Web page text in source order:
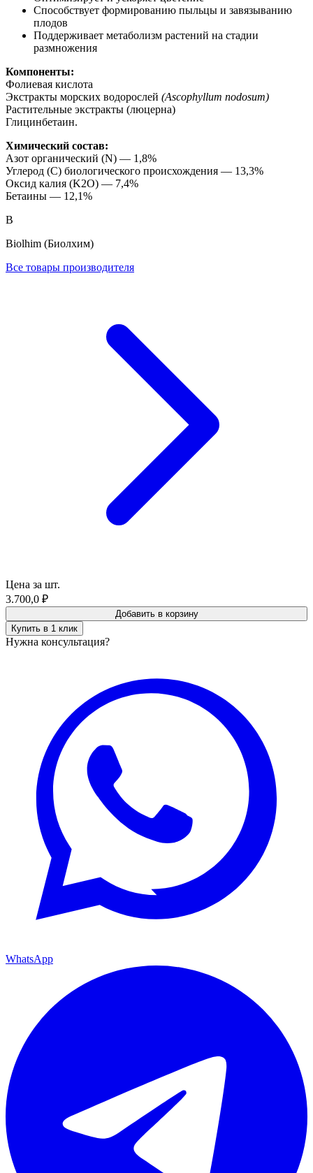
Способствует формированию пыльцы и завязыванию
плодов
Поддерживает метаболизм растений на стадии
размножения
Компоненты:
Фолиевая кислота
Экстракты морских водорослей (Ascophyllum nodosum)
Растительные экстракты (люцерна)
Глицинбетаин.
Химический состав:
Азот органический (N) — 1,8%
Углерод (С) биологического происхождения — 13,3%
Оксид калия (K2O) — 7,4%
Бетаины — 12,1%
B
Biolhim (Биолхим)
Все товары производителя
Цена за шт.
3.700,0 ₽
Добавить в корзину
Купить в 1 клик
Нужна консультация?
WhatsApp